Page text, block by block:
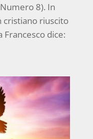
8). In
cristiano riuscito
Francesco dice: